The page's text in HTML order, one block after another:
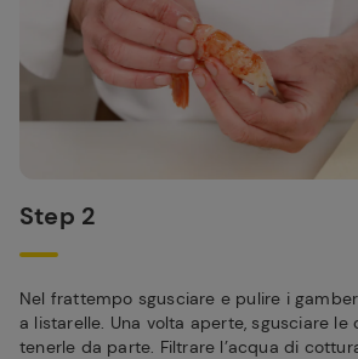
Step 2
Nel frattempo sgusciare e pulire i
a listarelle. Una volta aperte, sgusciare le
tenerle da parte. Filtrare l’acqua di